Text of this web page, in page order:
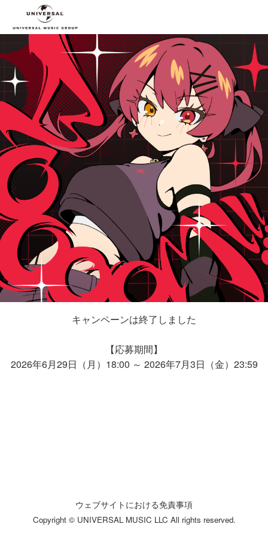
キャンペーンは終了しました
【応募期間】
2026年6月29日（月）18:00 ～ 2026年7月3日（金）23:59
ウェブサイトにおける免責事項
Copyright © UNIVERSAL MUSIC LLC All rights reserved.